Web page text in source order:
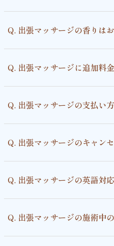
Q. 出張マッサージの香りは
Q. 出張マッサージに追加料
Q. 出張マッサージの支払い
Q. 出張マッサージのキャン
Q. 出張マッサージの英語対
Q. 出張マッサージの施術中